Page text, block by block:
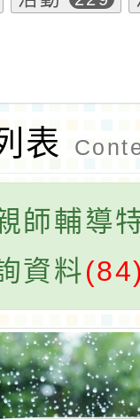
表
師輔導
資料